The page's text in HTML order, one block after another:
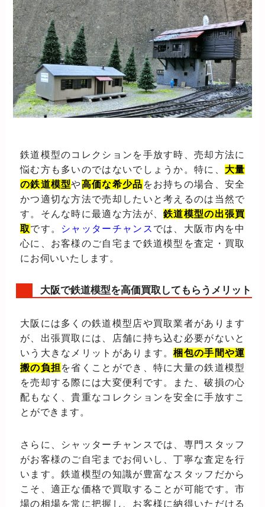
鉄道模型のコレクションを手放す時、売却方法に
悩む方も多いのではないでしょうか。特に、 大量
の鉄道模型や高価な希少品 をお持ちの場合、安全
かつ適切な方法で売却したいと考えるのは当然で
す。そんな時に最適な方法が、鉄道模型の出張買
取です。 シャッターチャンス では、大阪市内を中
心に、お客様のご自宅まで鉄道模型を査定・買取
にお伺いいたします。
大阪で鉄道模型を高価買取してもらうメリット
大阪には多くの鉄道模型店や買取業者があります
が、出張買取には、店舗に持ち込む必要がないと
いう大きなメリットがあります。梱包の手間や運
搬の負担を省くことができ、特に大量の鉄道模型
を売却する際には大変便利です。また、破損の心
配もなく、貴重なコレクションを安全に手放すこ
とができます。
さらに、シャッターチャンスでは、専門スタッフ
がお客様のご自宅までお伺いし、丁寧な査定を行
います。鉄道模型の知識が豊富なスタッフだから
こそ、適正な価格で買取することが可能です。市
場の相場を常に把握し、お客様に納得いただける